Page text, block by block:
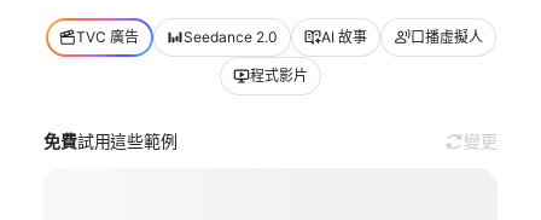
TVC 廣告 Seedance 2.0 AI 故事 口播虛擬人
程式影片
免費試用這些範例 變更